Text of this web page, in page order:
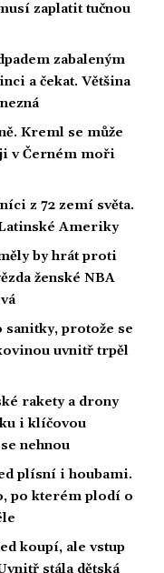
zaplatit tučnou
zabaleným
a čekat. Většina
Kreml se může
v Černém moři
z 72 zemí světa.
Ameriky
by hrát proti
ženské NBA
protože se
uvnitř trpěl
rakety a drony
i klíčovou
nehnou
plísní i houbami.
po kterém plodí o
koupí, ale vstup
stála dětská